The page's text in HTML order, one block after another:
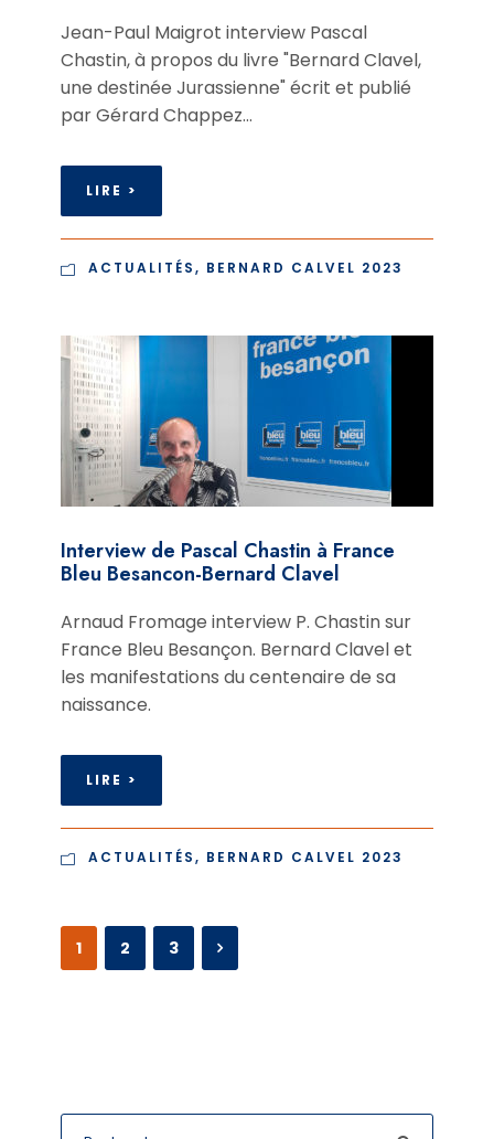
Jean-Paul Maigrot interview Pascal
Chastin, à propos du livre "Bernard Clavel,
une destinée Jurassienne" écrit et publié
par Gérard Chappez...
LIRE >
ACTUALITÉS, BERNARD CALVEL 2023
Interview de Pascal Chastin à France
Bleu Besancon-Bernard Clavel
Arnaud Fromage interview P. Chastin sur
France Bleu Besançon. Bernard Clavel et
les manifestations du centenaire de sa
naissance.
LIRE >
ACTUALITÉS, BERNARD CALVEL 2023
1 2 3